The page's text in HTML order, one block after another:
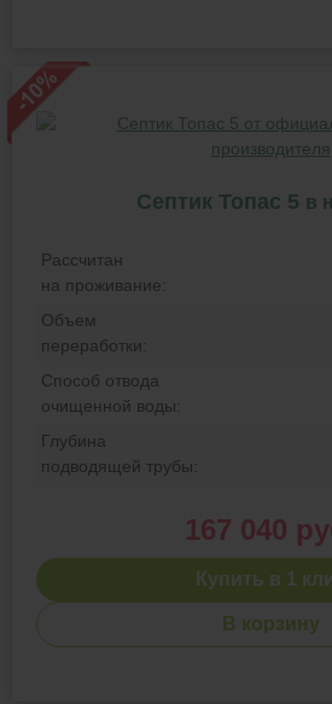
Септик Топас 5 в
Рассчитан
на проживание:
Объем
переработки:
Способ отвода
очищенной воды:
Глубина
подводящей трубы:
167 040
Купить в 1
В корзину